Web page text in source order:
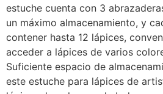
estuche cuenta con 3
un máximo almacenamiento, y
contener hasta 12 lápices,
acceder a lápices de varios
Suficiente espacio de
este estuche para lápices de